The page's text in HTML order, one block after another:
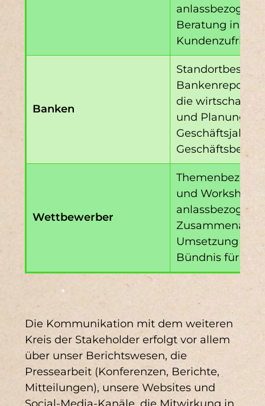
Beratung in der
Banken
Bankenreport
die
und Planung
Geschäftsjahr
Wettbewerber
und
Umsetzung von
Bündnis für
Die Kommunikation mit dem weiteren
Kreis der Stakeholder erfolgt vor allem
über unser Berichtswesen, die
Pressearbeit (Konferenzen, Berichte,
Mitteilungen), unsere Websites und